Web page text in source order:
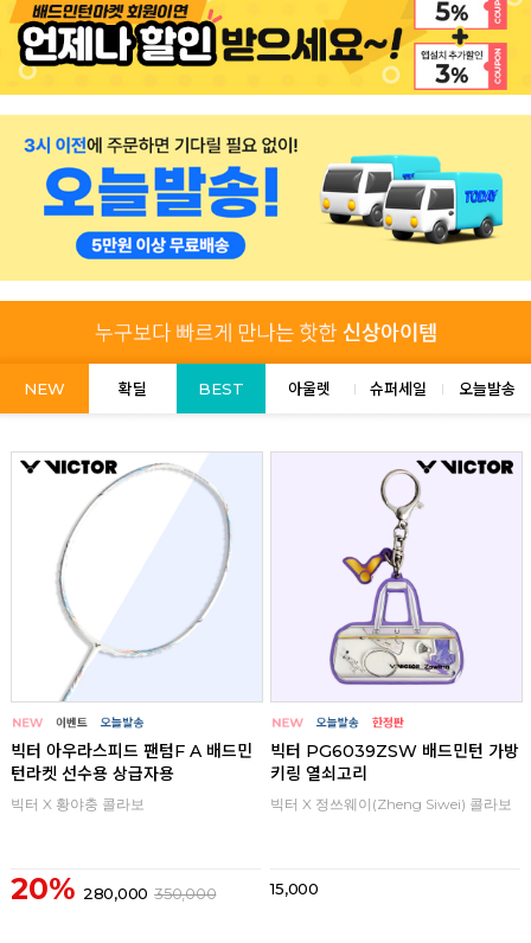
NEW 확딜 BEST 아울렛 슈퍼세일 오늘발송
빅터 아우라스피드 팬텀F A 배드민
턴라켓 선수용 상급자용
빅터 X 황야충 콜라보
20% 280,000 350,000
빅터 PG6039ZSW 배드민턴 가방
키링 열쇠고리
빅터 X 정쓰웨이(Zheng Siwei) 콜라보
15,000